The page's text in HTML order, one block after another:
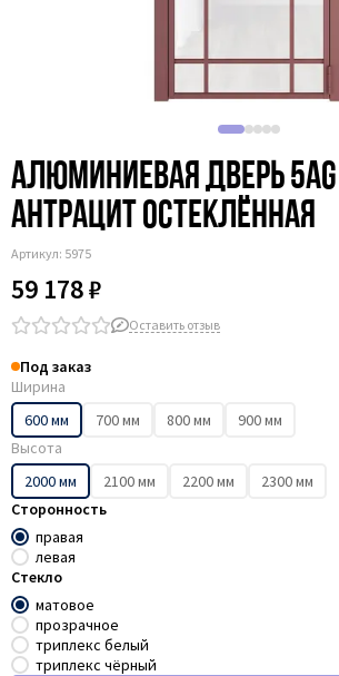
Алюминиевая дверь
антрацит остеклённая
Артикул: 5975
59 178 ₽
Оставить отзыв
Под заказ
Ширина
600 мм
700 мм 800 мм
900 мм
Высота
2000 мм
2100 мм 2200 мм
2300 мм
Сторонность
правая
левая
Стекло
матовое
прозрачное
триплекс белый
триплекс чёрный